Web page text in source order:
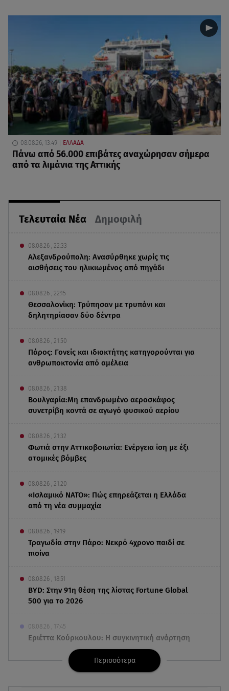
Τελευταία Νέα Δημοφιλή
08.08.26 , 22:33
Αλεξανδρούπολη: Ανασύρθηκε χωρίς τις
αισθήσεις του ηλικιωμένος από πηγάδι
08.08.26 , 22:15
Θεσσαλονίκη: Τρύπησαν με τρυπάνι και
δηλητηρίασαν δύο δέντρα
08.08.26 , 21:50
Πάρος: Γονείς και ιδιοκτήτης κατηγορούνται για
ανθρωποκτονία από αμέλεια
08.08.26 , 21:38
Βουλγαρία:Μη επανδρωμένο αεροσκάφος
συνετρίβη κοντά σε αγωγό φυσικού αερίου
08.08.26 , 21:32
Φωτιά στην Αττικοβοιωτία: Ενέργεια ίση με έξι
ατομικές βόμβες
08.08.26 , 21:20
«Ισλαμικό ΝΑΤΟ»: Πώς επηρεάζεται η Ελλάδα
από τη νέα συμμαχία
08.08.26 , 19:19
Τραγωδία στην Πάρο: Νεκρό 4χρονο παιδί σε
πισίνα
08.08.26 , 18:51
BYD: Στην 91η θέση της λίστας Fortune Global
500 για το 2026
08.08.26 , 17:45
Εριέττα Κούρκουλου: Η συγκινητική ανάρτηση
για τα 33α γενέθλιά της
Νεκρή μεγαλόσωμη αρκούδα στην Καστοριά,
Περισσότερα
08.08.26, 13:49 ΕΛΛΑΔΑ
Πάνω από 56.000 επιβάτες αναχώρησαν σήμερα
από τα λιμάνια της Αττικής